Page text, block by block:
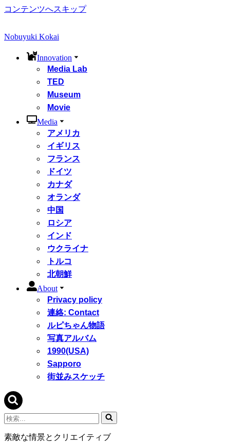
コンテンツへスキップ
Nobuyuki Kokai
Innovation
Media Lab
TED
Museum
Movie
Media
アメリカ
イギリス
フランス
ドイツ
カナダ
オランダ
中国
ロシア
インド
ウクライナ
トルコ
北朝鮮
About
Privacy policy
連絡: Contact
ルピちゃん物語
写真アルバム
1990(USA)
Sapporo
街並みスケッチ
検
索...
素敵な情景とクリエイティブ